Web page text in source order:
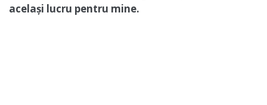
același lucru pentru mine.